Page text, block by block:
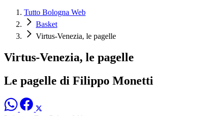
Tutto Bologna Web
Basket
Virtus-Venezia, le pagelle
Virtus-Venezia, le pagelle
Le pagelle di Filippo Monetti